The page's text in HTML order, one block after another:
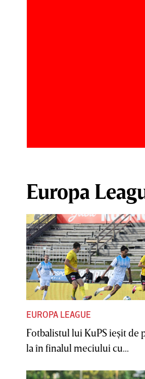
CFR a ales varianta pentru banca
tehnică după dezastrul cu
Tromso! Antrenorul a decolat
spre Cluj pentru negocierile finale
cu Varga
Europa
EUROPA LEAGUE
Fotbalistul lui KuPS ieşit de
la în finalul meciului cu...